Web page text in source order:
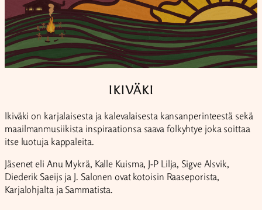
ikiväki
Ikiväki on karjalaisesta ja kalevalaisesta kansanperinteestä sekä
maailmanmusiikista inspiraationsa saava folkyhtye joka soittaa
itse luotuja kappaleita.
Jäsenet eli Anu Mykrä, Kalle Kuisma, J-P Lilja, Sigve Alsvik,
Diederik Saeijs ja J. Salonen ovat kotoisin Raaseporista,
Karjalohjalta ja Sammatista.